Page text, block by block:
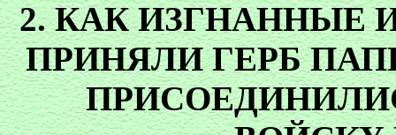
2. КАК ИЗГНАННЫЕ
ПРИНЯЛИ ГЕРБ